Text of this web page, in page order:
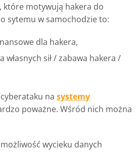
które motywują hakera do
sytemu w samochodzie to:
dla hakera,
własnych sił / zabawa hakera /
na systemy
poważne. Wśród nich można
wycieku danych